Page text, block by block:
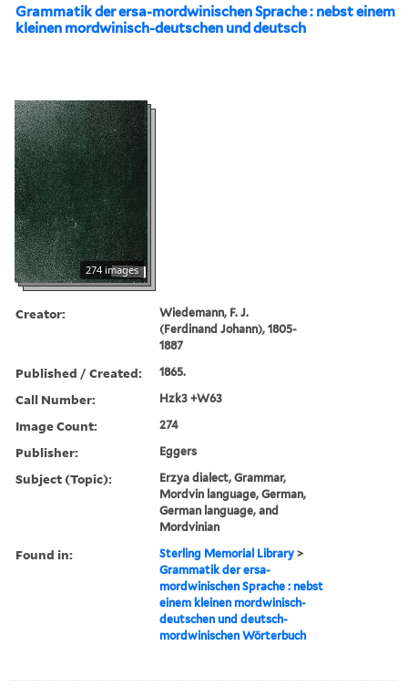
Grammatik der ersa-mordwinischen Sprache : nebst einem
kleinen mordwinisch-deutschen und deutsch
274 images
Creator:
Wiedemann, F. J.
(Ferdinand Johann), 1805-
1887
Published / Created: 1865.
Call Number: Hzk3 +W63
Image Count: 274
Publisher: Eggers
Subject (Topic):
Erzya dialect, Grammar,
Mordvin language, German,
German language, and
Mordvinian
Found in: Sterling Memorial Library >
Grammatik der ersa-
mordwinischen Sprache : nebst
einem kleinen mordwinisch-
deutschen und deutsch-
mordwinischen Wörterbuch